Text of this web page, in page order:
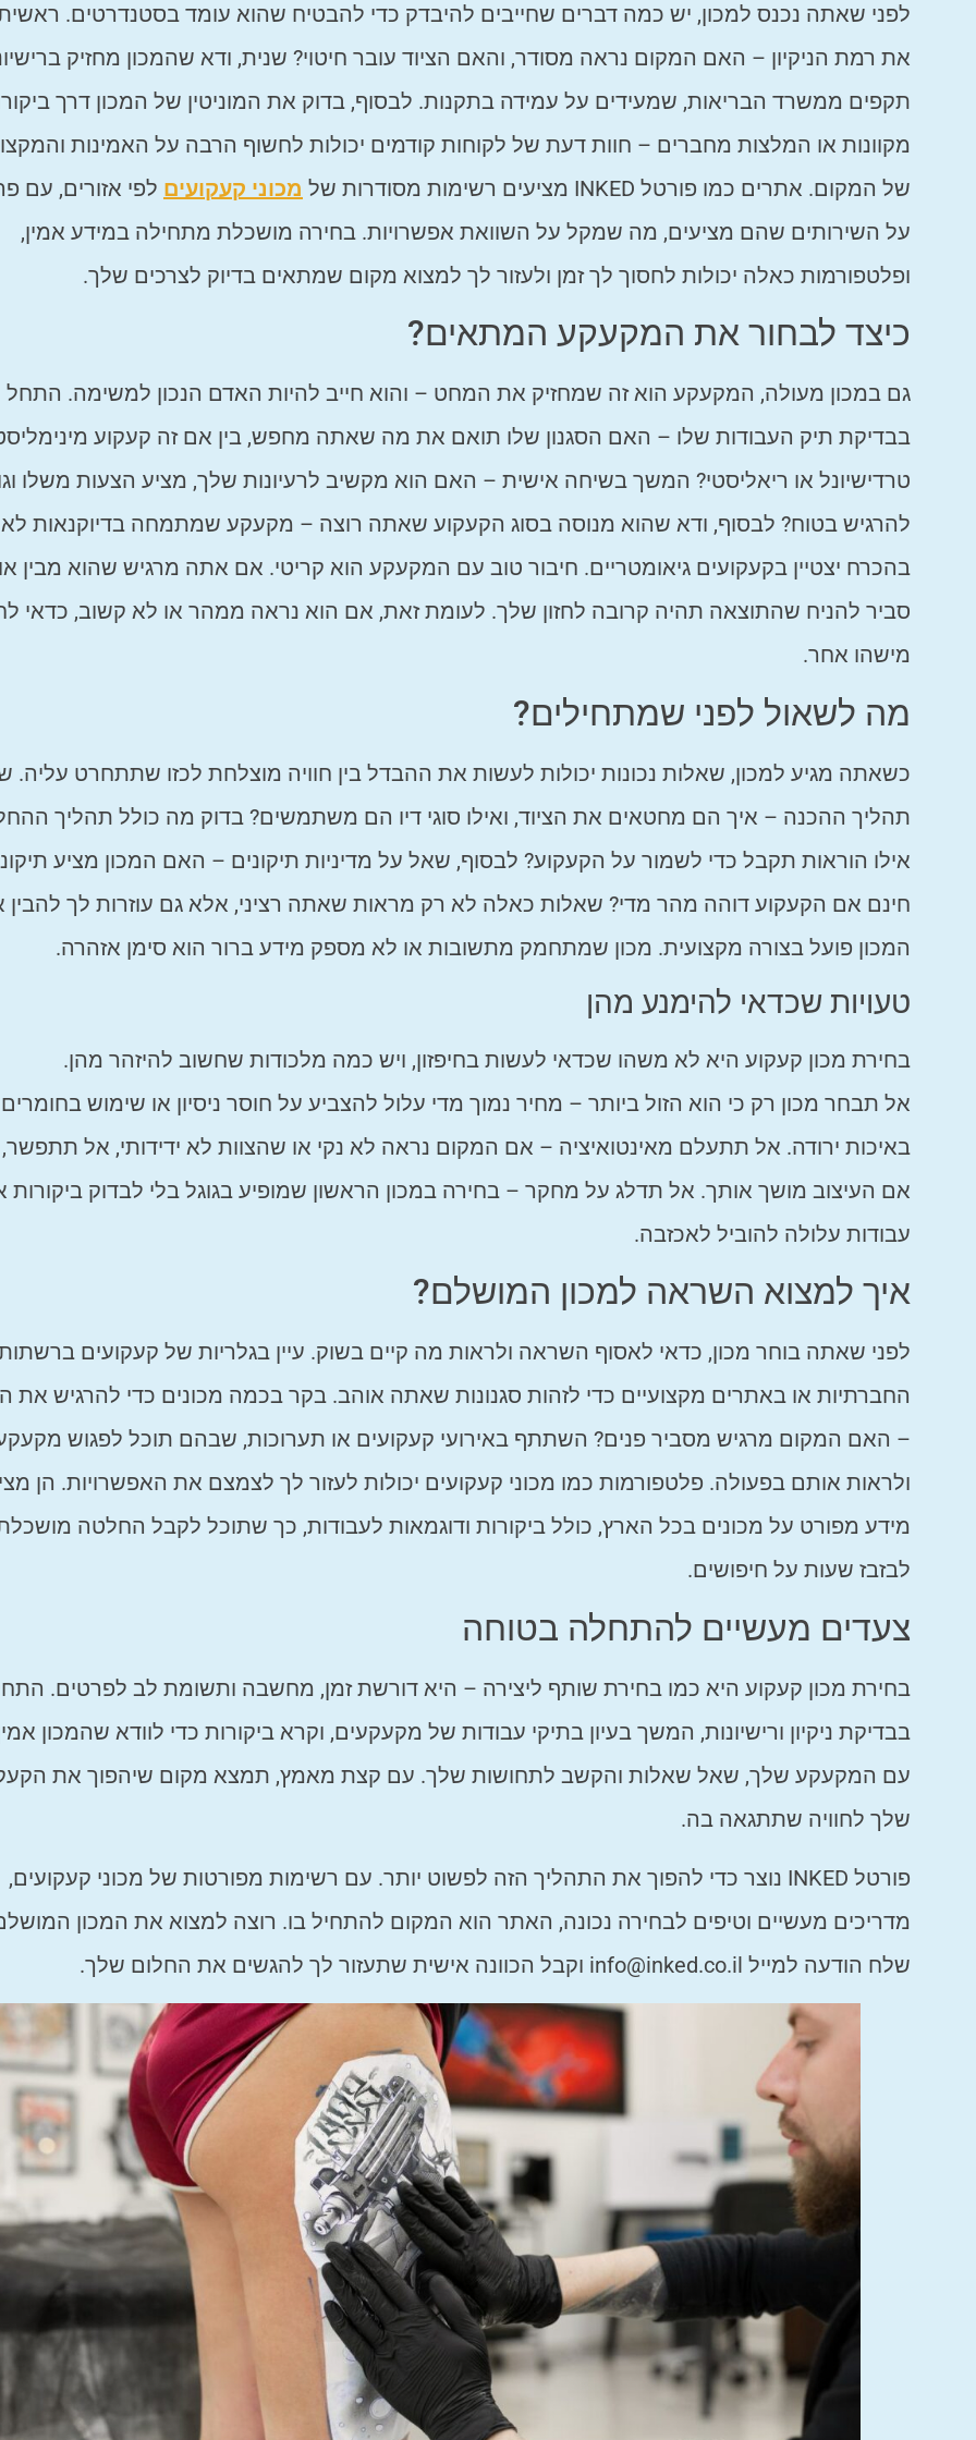
לפני שאתה נכנס למכון, יש כמה דברים שחייבים להיבדק כדי להבטיח שהוא עומד בסטנדרטים.
את רמת הניקיון – האם המקום נראה מסודר, והאם הציוד עובר חיטוי? שנית, ודא שהמכון מחזיק
תקפים ממשרד הבריאות, שמעידים על עמידה בתקנות. לבסוף, בדוק את המוניטין של המכון דרך
מקוונות או המלצות מחברים – חוות דעת של לקוחות קודמים יכולות לחשוף הרבה על האמינות
של המקום. אתרים כמו פורטל INKED מציעים רשימות מסודרות של
מכוני קעקועים לפי אזורים, עם
על השירותים שהם מציעים, מה שמקל על השוואת אפשרויות. בחירה מושכלת מתחילה במידע אמין,
ופלטפורמות כאלה יכולות לחסוך לך זמן ולעזור לך למצוא מקום שמתאים בדיוק לצרכים שלך.
כיצד לבחור את המקעקע המתאים?
גם במכון מעולה, המקעקע הוא זה שמחזיק את המחט – והוא חייב להיות האדם הנכון למשימה. התחל
בבדיקת תיק העבודות שלו – האם הסגנון שלו תואם את מה שאתה מחפש, בין אם זה קעקוע
טרדישיונל או ריאליסטי? המשך בשיחה אישית – האם הוא מקשיב לרעיונות שלך, מציע הצעות משלו
להרגיש בטוח? לבסוף, ודא שהוא מנוסה בסוג הקעקוע שאתה רוצה – מקעקע שמתמחה בדיוקנאות לא
בהכרח יצטיין בקעקועים גיאומטריים. חיבור טוב עם המקעקע הוא קריטי. אם אתה מרגיש שהוא מבין
סביר להניח שהתוצאה תהיה קרובה לחזון שלך. לעומת זאת, אם הוא נראה ממהר או לא קשוב, כדאי
מישהו אחר.
מה לשאול לפני שמתחילים?
כשאתה מגיע למכון, שאלות נכונות יכולות לעשות את ההבדל בין חוויה מוצלחת לכזו שתתחרט עליה.
תהליך ההכנה – איך הם מחטאים את הציוד, ואילו סוגי דיו הם משתמשים? בדוק מה כולל תהליך
אילו הוראות תקבל כדי לשמור על הקעקוע? לבסוף, שאל על מדיניות תיקונים – האם המכון מציע
חינם אם הקעקוע דוהה מהר מדי? שאלות כאלה לא רק מראות שאתה רציני, אלא גם עוזרות לך להבין
המכון פועל בצורה מקצועית. מכון שמתחמק מתשובות או לא מספק מידע ברור הוא סימן אזהרה.
טעויות שכדאי להימנע מהן
בחירת מכון קעקוע היא לא משהו שכדאי לעשות בחיפזון, ויש כמה מלכודות שחשוב להיזהר מהן.
אל תבחר מכון רק כי הוא הזול ביותר – מחיר נמוך מדי עלול להצביע על חוסר ניסיון או שימוש בחומרים
באיכות ירודה. אל תתעלם מאינטואיציה – אם המקום נראה לא נקי או שהצוות לא ידידותי, אל
אם העיצוב מושך אותך. אל תדלג על מחקר – בחירה במכון הראשון שמופיע בגוגל בלי לבדוק ביקורות
עבודות עלולה להוביל לאכזבה.
איך למצוא השראה למכון המושלם?
לפני שאתה בוחר מכון, כדאי לאסוף השראה ולראות מה קיים בשוק. עיין בגלריות של קעקועים
החברתיות או באתרים מקצועיים כדי לזהות סגנונות שאתה אוהב. בקר בכמה מכונים כדי להרגיש את
– האם המקום מרגיש מסביר פנים? השתתף באירועי קעקועים או תערוכות, שבהם תוכל לפגוש
ולראות אותם בפעולה. פלטפורמות כמו מכוני קעקועים יכולות לעזור לך לצמצם את האפשרויות. הן
מידע מפורט על מכונים בכל הארץ, כולל ביקורות ודוגמאות לעבודות, כך שתוכל לקבל החלטה
לבזבז שעות על חיפושים.
צעדים מעשיים להתחלה בטוחה
בחירת מכון קעקוע היא כמו בחירת שותף ליצירה – היא דורשת זמן, מחשבה ותשומת לב לפרטים.
בבדיקת ניקיון ורישיונות, המשך בעיון בתיקי עבודות של מקעקעים, וקרא ביקורות כדי לוודא שהמכון
עם המקעקע שלך, שאל שאלות והקשב לתחושות שלך. עם קצת מאמץ, תמצא מקום שיהפוך את
שלך לחוויה שתתגאה בה.
פורטל INKED נוצר כדי להפוך את התהליך הזה לפשוט יותר. עם רשימות מפורטות של מכוני קעקועים,
מדריכים מעשיים וטיפים לבחירה נכונה, האתר הוא המקום להתחיל בו. רוצה למצוא את המכון
שלח הודעה למייל info@inked.co.il וקבל הכוונה אישית שתעזור לך להגשים את החלום שלך.